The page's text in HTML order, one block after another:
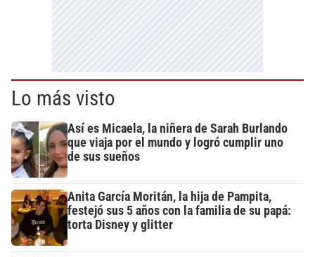
Lo más visto
Así es Micaela, la niñera de Sarah Burlando
que viaja por el mundo y logró cumplir uno
de sus sueños
Anita García Moritán, la hija de Pampita,
festejó sus 5 años con la familia de su papá:
torta Disney y glitter